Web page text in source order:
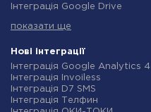
Інтеграція Google Drive
Інтеграція Gmail
Інтеграція Rozetka
Інтеграція OpenAI (ChatGPT)
Інтеграція Binotel
Інтеграція Prom
Інтеграція Приват24
Інтеграція OLX
показати ще
Нові інтеграції
Інтеграція Google Analytics 4
Інтеграція Invoiless
Інтеграція D7 SMS
Інтеграція Телфин